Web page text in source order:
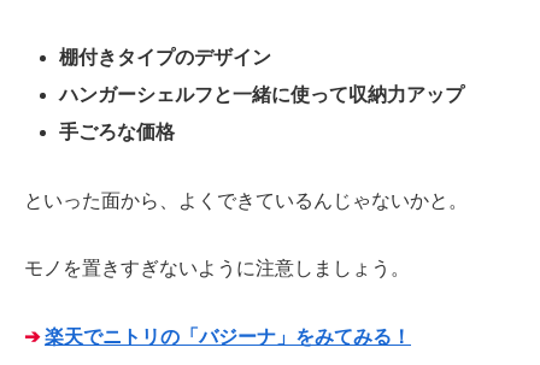
棚付きタイプのデザイン
ハンガーシェルフと一緒に使って収納力アップ
手ごろな価格
といった面から、よくできているんじゃないかと。
モノを置きすぎないように注意しましょう。
➔ 楽天でニトリの「バジーナ」をみてみる！